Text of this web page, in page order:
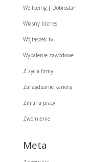
Wellbeing | Dobrostan
Własny biznes
Wojtaszek.tv
Wypalenie zawodowe
Z życia firmy
Zarządzanie karierą
Zmiana pracy
Zwolnienie
Meta